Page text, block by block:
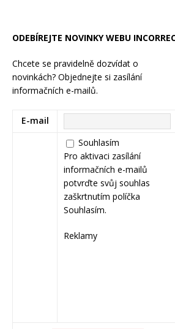
ODEBÍREJTE NOVINKY WEBU
Chcete se pravidelně dozvídat o
novinkách? Objednejte si zasílání
informačních e-mailů.
E-mail
Souhlasím
Pro aktivaci zasílání
informačních e-mailů
potvrďte svůj souhlas
zaškrtnutím políčka
Souhlasím.
Reklamy